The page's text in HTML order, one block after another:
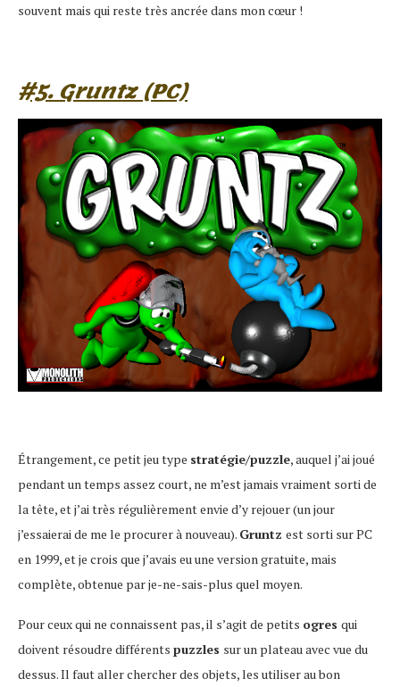
souvent mais qui reste très ancrée dans mon cœur !
#5. Gruntz (PC)
Étrangement, ce petit jeu type stratégie/puzzle, auquel j’ai joué
pendant un temps assez court, ne m’est jamais vraiment sorti de
la tête, et j’ai très régulièrement envie d’y rejouer (un jour
j’essaierai de me le procurer à nouveau). Gruntz est sorti sur PC
en 1999, et je crois que j’avais eu une version gratuite, mais
complète, obtenue par je-ne-sais-plus quel moyen.
Pour ceux qui ne connaissent pas, il s’agit de petits ogres qui
doivent résoudre différents puzzles sur un plateau avec vue du
dessus. Il faut aller chercher des objets, les utiliser au bon